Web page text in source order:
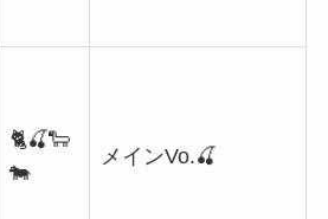
🐈🍒🐑
🐄
メインVo.🍒